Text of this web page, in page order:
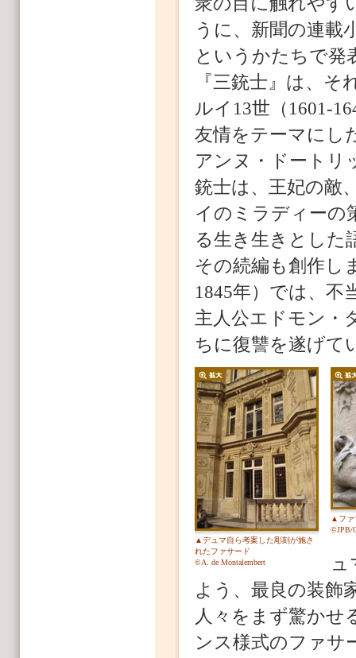
うに、新聞の連載
というかたちで発
『三銃士』は、
ルイ13世（1601-
友情をテーマにし
アンヌ・ドートリ
銃士は、王妃の敵
イのミラディーの
る生き生きとした
その続編も創作し
1845年）では、不
主人公エドモン・
ちに復讐を遂げて
▲デュマ自ら考案した彫刻が施さ
れたファサード
©A. de Montalembert
▲ファ
©JPB/
ュ
よう、最良の装飾
人々をまず驚かせ
ンス様式のファサ